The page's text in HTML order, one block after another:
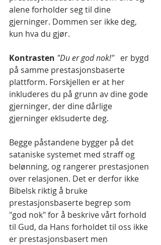
alene forholder seg til dine
gjerninger. Dommen ser ikke deg,
kun hva du gjør.
Kontrasten "Du er god nok!"
   er bygd
på samme prestasjonsbaserte
plattform. Forskjellen er at her
inkluderes du på grunn av dine gode
gjerninger, der dine dårlige
gjerninger eklsuderte deg.
Begge påstandene bygger på det
sataniske systemet med straff og
belønning, og rangerer prestasjonen
over relasjonen. Det er derfor ikke
Bibelsk riktig å bruke
prestasjonsbaserte begrep som
"god nok" for å beskrive vårt forhold
til Gud, da Hans forholdet til oss ikke
er prestasjonsbasert men